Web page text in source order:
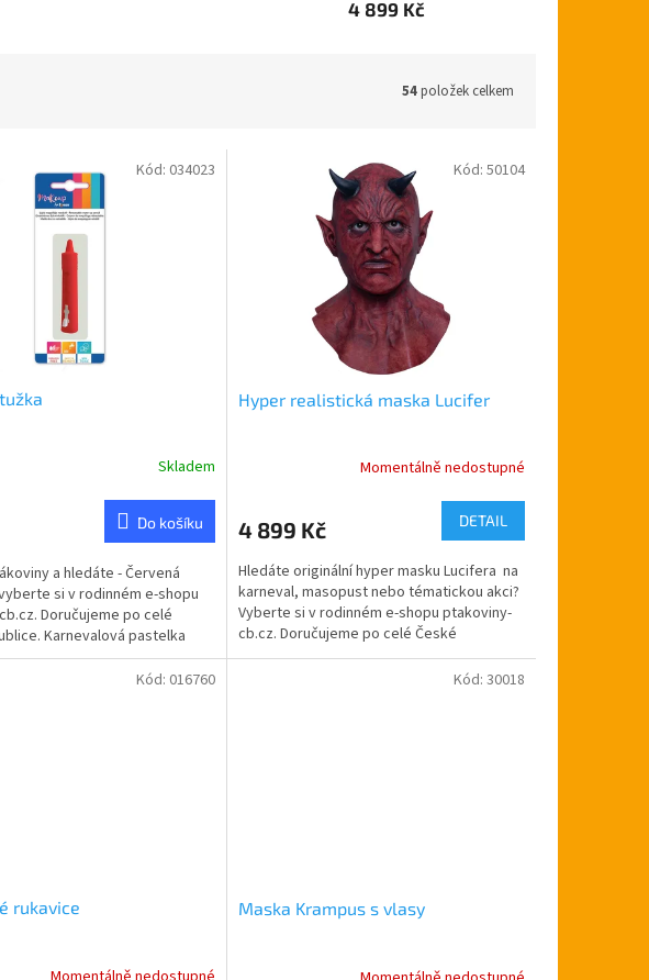
4 899 Kč
54položek celkem
Skladem
Do košíku
a hledáte - Červená
si v rodinném e-shopu
Doručujeme po celé
Karnevalová pastelka
2,3g.
Kód: 034023
Hyper realistická maska Lucifer
Momentálně nedostupné
4 899 Kč DETAIL
Hledáte originální hyper masku Lucifera na
karneval, masopust nebo tématickou akci?
Vyberte si v rodinném e-shopu ptakoviny-
cb.cz. Doručujeme po celé České
republice....
Kód: 50104
rukavice
Kód: 016760
Maska Krampus s vlasy
Kód: 30018